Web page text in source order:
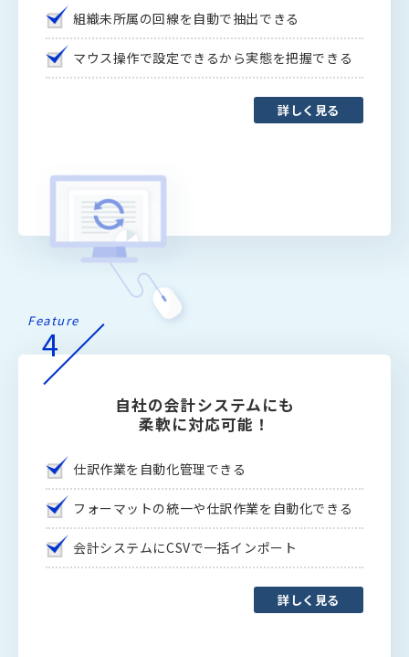
組織未所属の回線を自動で抽出できる
マウス操作で設定できるから実態を把握できる
詳しく見る
Feature
4
自社の会計システムにも
柔軟に対応可能！
仕訳作業を自動化管理できる
フォーマットの統一や仕訳作業を自動化できる
会計システムにCSVで一括インポート
詳しく見る